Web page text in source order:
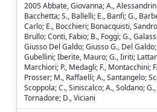
2005 Abbate, Giovanna; A.,
Bacchetta; S., Ballelli; E., Banfi; G.,
Carlo; E., Bocchieri; Bonacquisti,
Brullo; Conti, Fabio; B., Foggi; G.,
Giusso Del Galdo; Giusso G., Del
Gubellini; Iberite, Mauro; G., Iiriti;
Marchiori; P., Medagli; F., Montacchini;
Prosser; M., Raffaelli; A., Santangelo;
Scoppola; C., Siniscalco; A., Soldano;
Tornadore; D., Viciani